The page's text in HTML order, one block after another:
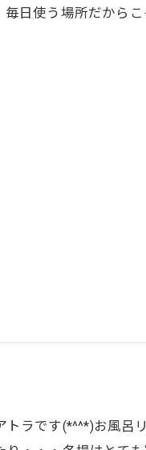
日使う場所だから
ラです(*^^*)お風呂